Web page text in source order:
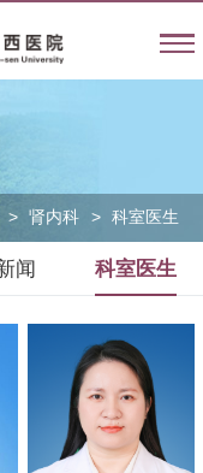
> 肾内科 > 科室医生
闻 科室医生